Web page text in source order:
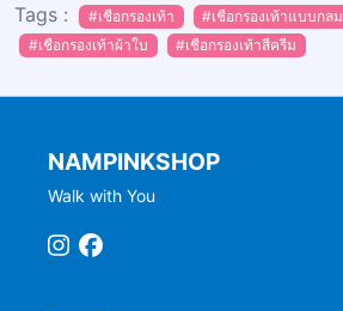
Tags : #เชือกรองเท้า #เชือกรองเท้าแบบกลม
#เชือกรองเท้าผ้าใบ
#เชือกรองเท้าสีครีม
NAMPINKSHOP
Walk with You